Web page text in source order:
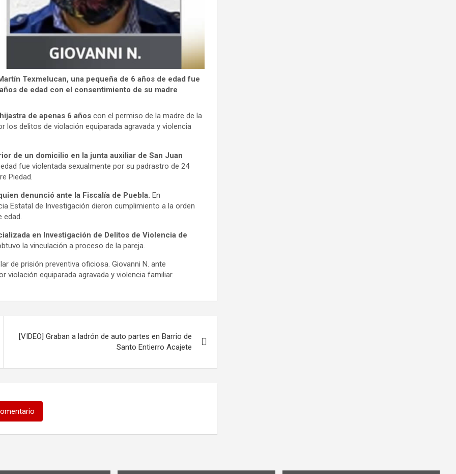
Texmelucan, una pequeña de 6 años de edad fue
de edad con el consentimiento de su madre
de apenas 6 años con el permiso de la madre de la
delitos de violación equiparada agravada y violencia
de un domicilio en la junta auxiliar de San Juan
fue violentada sexualmente por su padrastro de 24
Piedad.
denunció ante la Fiscalía de Puebla. En
Estatal de Investigación dieron cumplimiento a la orden
edad.
en Investigación de Delitos de Violencia de
la vinculación a proceso de la pareja.
de prisión preventiva oficiosa. Giovanni N. ante
violación equiparada agravada y violencia familiar.
[VIDEO] Graban a ladrón de auto partes en Barrio de
Santo Entierro Acajete